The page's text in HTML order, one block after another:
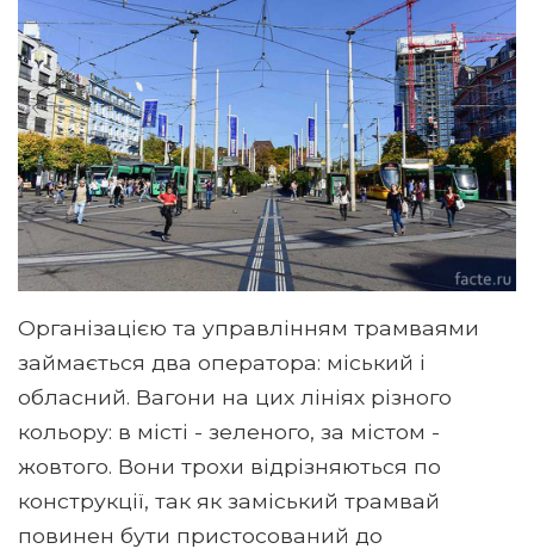
Організацією та управлінням трамваями
займається два оператора: міський і
обласний. Вагони на цих лініях різного
кольору: в місті - зеленого, за містом -
жовтого. Вони трохи відрізняються по
конструкції, так як заміський трамвай
повинен бути пристосований до